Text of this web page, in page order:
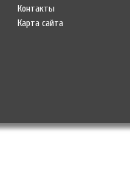
Контакты
Карта сайта